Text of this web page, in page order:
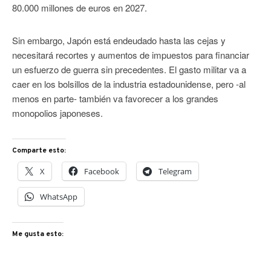
80.000 millones de euros en 2027.
Sin embargo, Japón está endeudado hasta las cejas y
necesitará recortes y aumentos de impuestos para financiar
un esfuerzo de guerra sin precedentes. El gasto militar va a
caer en los bolsillos de la industria estadounidense, pero -al
menos en parte- también va favorecer a los grandes
monopolios japoneses.
Comparte esto:
X Facebook Telegram
WhatsApp
Me gusta esto: